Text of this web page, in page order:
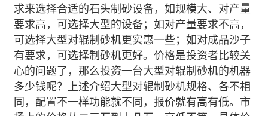
求来选择合适的石头制砂设备，如规模大、对产量
要求高，可选择大型的设备；如对产量要求不高，
可选择大型对辊制砂机更实惠一些；如对成品沙子
有要求，可选择制砂机更好。价格是投资者比较关
心的问题了，那么投资一台大型对辊制砂机的机器
多少钱呢？上述介绍大型对辊制砂机规格、各不相
同，配置不一样功能就不同，报价就有高有低。市